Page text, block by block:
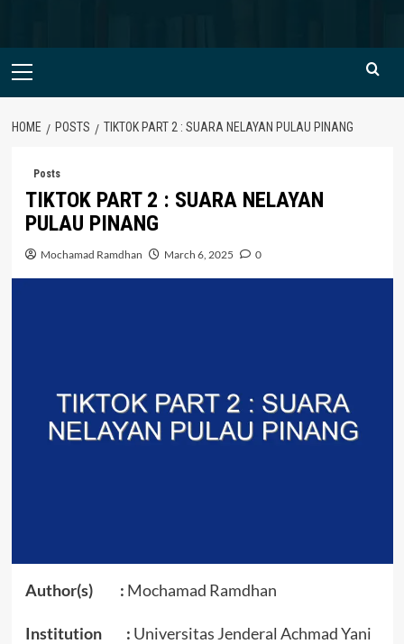
Primary
HOME POSTS TIKTOK PART 2 : SUARA NELAYAN PULAU PINANG
Posts
TIKTOK PART 2 : SUARA NELAYAN
PULAU PINANG
Mochamad Ramdhan March 6, 2025 0
Author(s) : Mochamad Ramdhan
Institution : Universitas Jenderal Achmad Yani